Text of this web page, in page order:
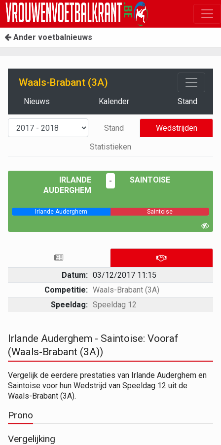
Ander voetbalnieuws
Waals-Brabant (3A)
Nieuws Kalender Stand
Stand
Wedstrijden
Statistieken
IRLANDE
AUDERGHEM
- SAINTOISE
Irlande Auderghem Saintoise
Datum: 03/12/2017 11:15
Competitie: Waals-Brabant (3A)
Speeldag: Speeldag 12
Irlande Auderghem - Saintoise: Vooraf
(Waals-Brabant (3A))
Vergelijk de eerdere prestaties van Irlande Auderghem en
Saintoise voor hun Wedstrijd van Speeldag 12 uit de
Waals-Brabant (3A).
Prono
Vergelijking